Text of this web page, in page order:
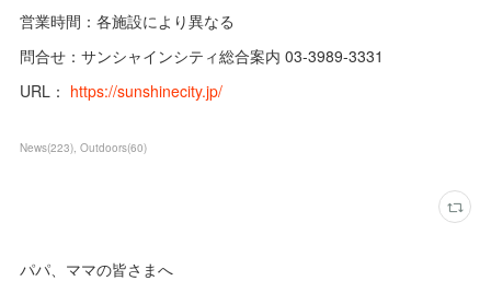
営業時間：各施設により異なる
問合せ：サンシャインシティ総合案内 03-3989-3331
URL： https://sunshinecity.jp/
News(223) Outdoors(60)
パパ、ママの皆さまへ